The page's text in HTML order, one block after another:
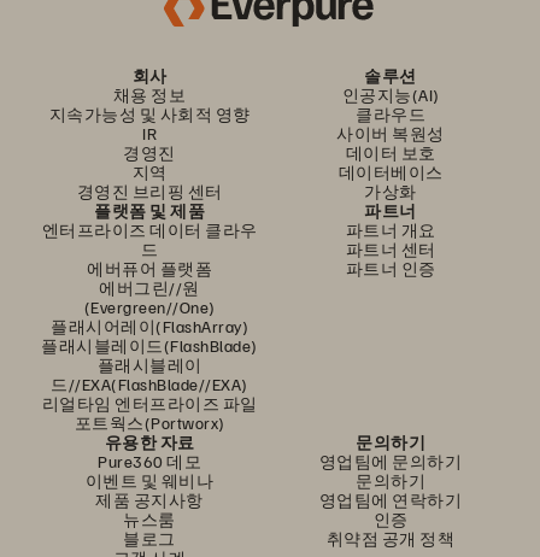
회사
채용 정보
지속가능성 및 사회적 영향
IR
경영진
지역
경영진 브리핑 센터
솔루션
인공지능(AI)
클라우드
사이버 복원성
데이터 보호
데이터베이스
가상화
플랫폼 및 제품
엔터프라이즈 데이터 클라우
드
에버퓨어 플랫폼
에버그린//원
(Evergreen//One)
플래시어레이(FlashArray)
플래시블레이드(FlashBlade)
플래시블레이
드//EXA(FlashBlade//EXA)
리얼타임 엔터프라이즈 파일
포트웍스(Portworx)
파트너
파트너 개요
파트너 센터
파트너 인증
유용한 자료
Pure360 데모
이벤트 및 웨비나
제품 공지사항
뉴스룸
블로그
문의하기
영업팀에 문의하기
문의하기
영업팀에 연락하기
인증
취약점 공개 정책